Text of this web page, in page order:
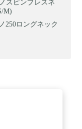
スピンブレスネ
M)
250ロングネック